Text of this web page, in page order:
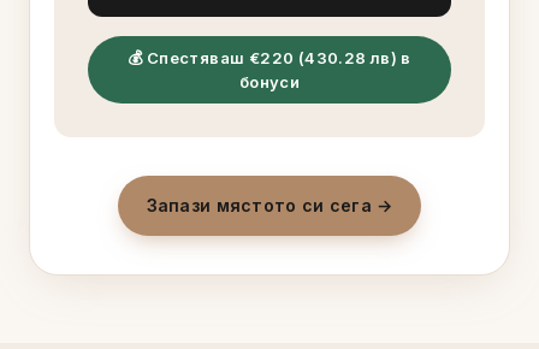
💰 Спестяваш €220 (430.28 лв) в
бонуси
Запази мястото си сега →